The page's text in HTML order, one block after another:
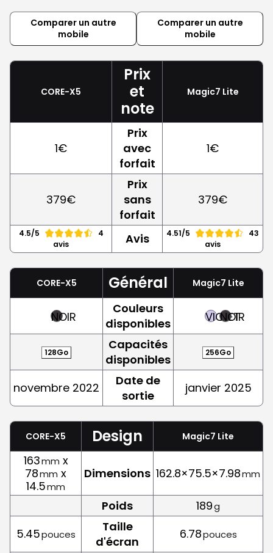
Comparer un autre
mobile
Comparer un autre
mobile
CORE-X5
Prix
et
note
Magic7 Lite
1€
Prix
avec
forfait
1€
379€
Prix
sans
forfait
379€
4.5/5
4
avis
Avis 4.51/5
43
avis
CORE-X5 Général Magic7 Lite
NOIR
Couleurs
disponibles
VIOLET
NOIR
128Go
Capacités
disponibles
256Go
novembre 2022
Date de
sortie
janvier 2025
CORE-X5 Design Magic7 Lite
163mm x
78mm x
14.5mm
Dimensions 162.8×75.5×7.98mm
Poids 189g
5.45pouces
Taille
d'écran
6.78pouces